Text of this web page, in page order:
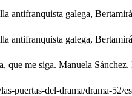
antifranquista galega,
antifranquista galega,
que me siga. Manuela
puertas-del-drama/drama-52/